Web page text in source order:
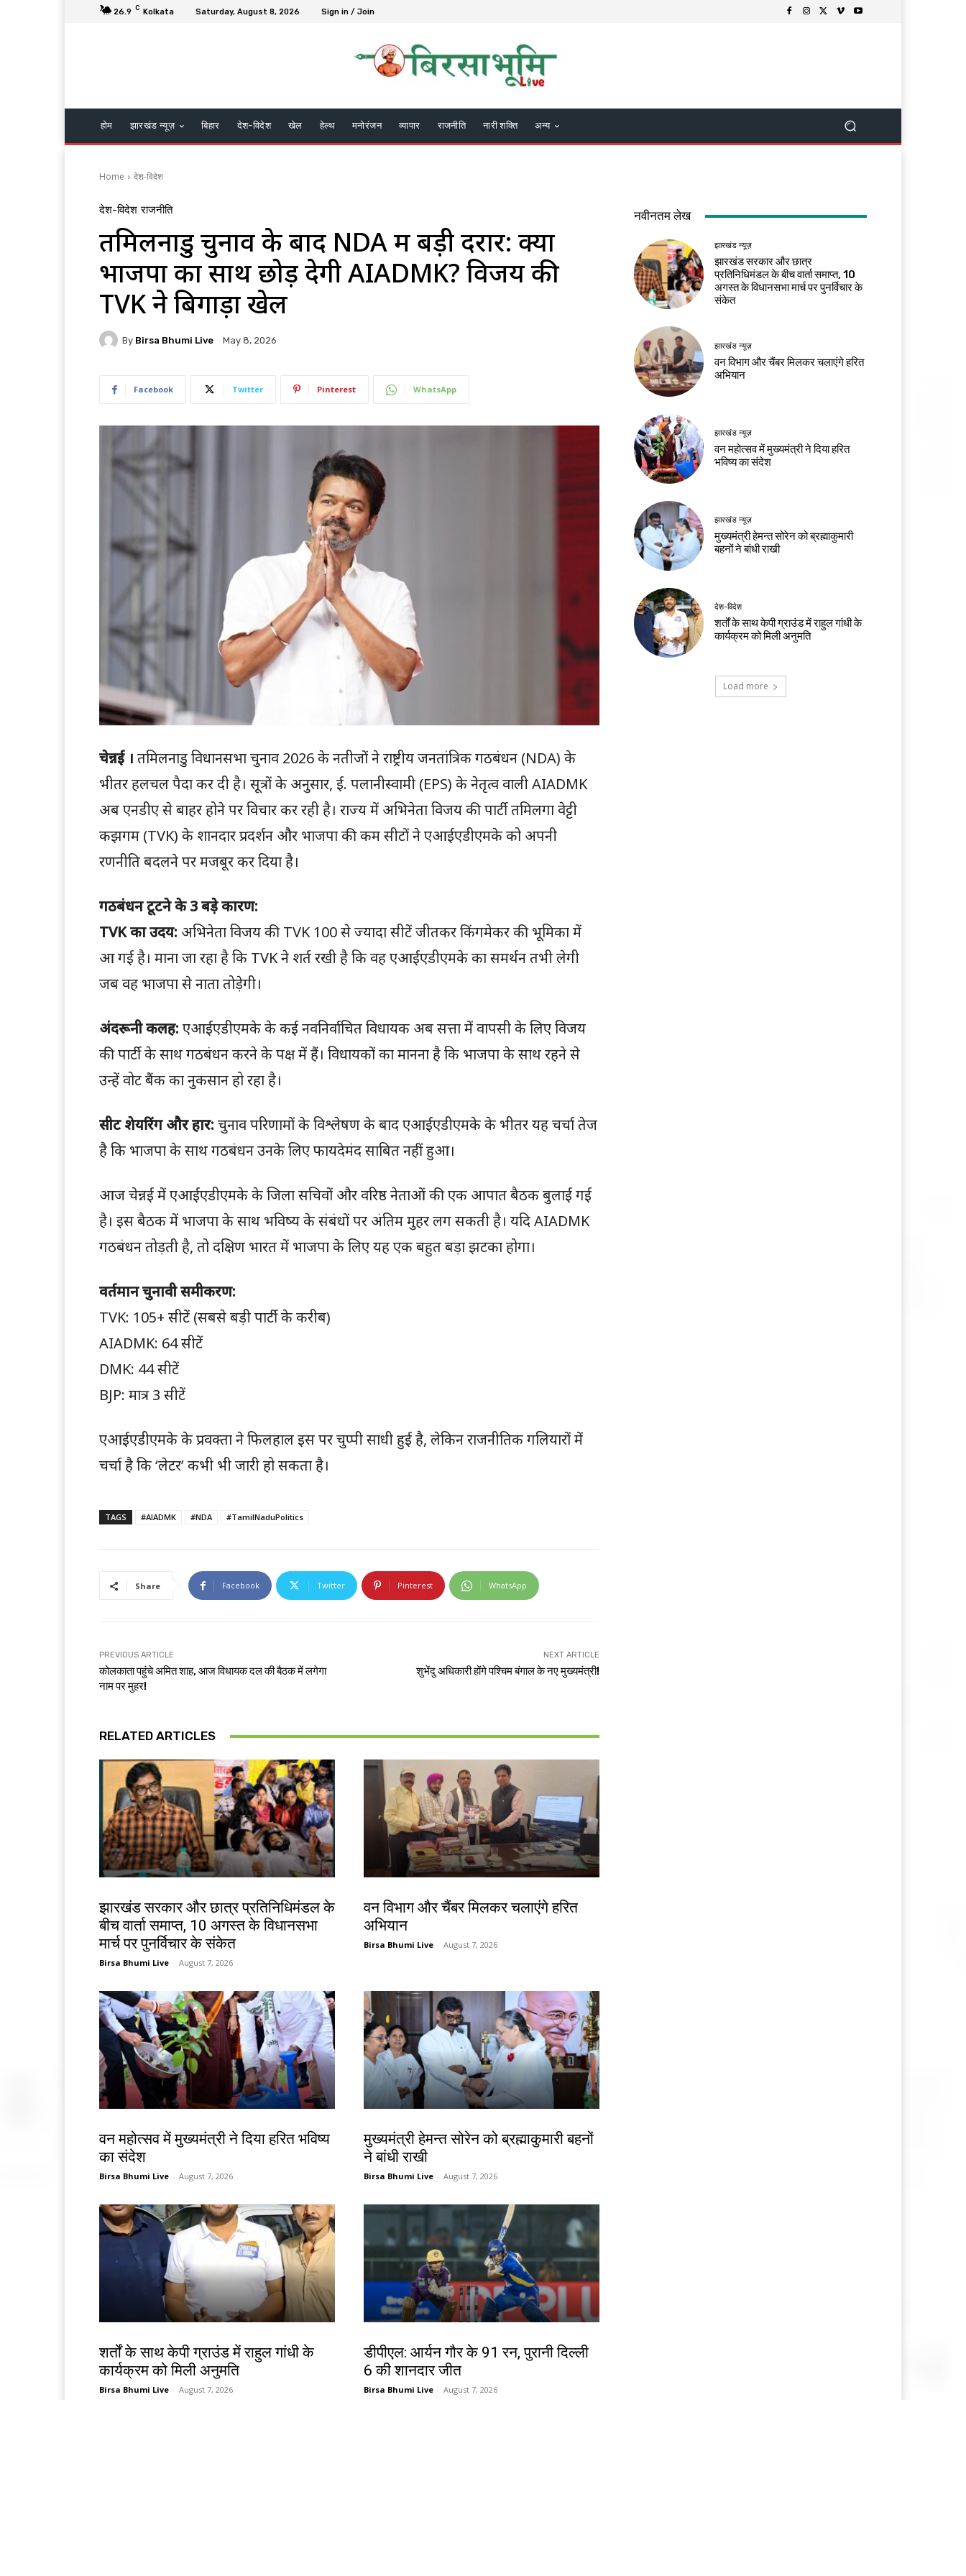
26.9 C Kolkata Saturday, August 8, 2026 Sign in / Join
होम झारखंड न्यूज़ बिहार देश-विदेश खेल हेल्थ मनोरंजन व्यापार राजनीति नारी शक्ति अन्य
Home देश-विदेश
देश-विदेश राजनीति
तमिलनाडु चुनाव के बाद NDA में बड़ी दरार: क्या
भाजपा का साथ छोड़ देगी AIADMK? विजय की
TVK ने बिगाड़ा खेल
By Birsa Bhumi Live May 8, 2026
Facebook Twitter Pinterest WhatsApp
चेन्नई । तमिलनाडु विधानसभा चुनाव 2026 के नतीजों ने राष्ट्रीय जनतांत्रिक गठबंधन (NDA) के
भीतर हलचल पैदा कर दी है। सूत्रों के अनुसार, ई. पलानीस्वामी (EPS) के नेतृत्व वाली AIADMK
अब एनडीए से बाहर होने पर विचार कर रही है। राज्य में अभिनेता विजय की पार्टी तमिलगा वेट्टी
कझगम (TVK) के शानदार प्रदर्शन और भाजपा की कम सीटों ने एआईएडीएमके को अपनी
रणनीति बदलने पर मजबूर कर दिया है।
गठबंधन टूटने के 3 बड़े कारण:
TVK का उदय: अभिनेता विजय की TVK 100 से ज्यादा सीटें जीतकर किंगमेकर की भूमिका में
आ गई है। माना जा रहा है कि TVK ने शर्त रखी है कि वह एआईएडीएमके का समर्थन तभी लेगी
जब वह भाजपा से नाता तोड़ेगी।
अंदरूनी कलह: एआईएडीएमके के कई नवनिर्वाचित विधायक अब सत्ता में वापसी के लिए विजय
की पार्टी के साथ गठबंधन करने के पक्ष में हैं। विधायकों का मानना है कि भाजपा के साथ रहने से
उन्हें वोट बैंक का नुकसान हो रहा है।
सीट शेयरिंग और हार: चुनाव परिणामों के विश्लेषण के बाद एआईएडीएमके के भीतर यह चर्चा तेज
है कि भाजपा के साथ गठबंधन उनके लिए फायदेमंद साबित नहीं हुआ।
आज चेन्नई में एआईएडीएमके के जिला सचिवों और वरिष्ठ नेताओं की एक आपात बैठक बुलाई गई
है। इस बैठक में भाजपा के साथ भविष्य के संबंधों पर अंतिम मुहर लग सकती है। यदि AIADMK
गठबंधन तोड़ती है, तो दक्षिण भारत में भाजपा के लिए यह एक बहुत बड़ा झटका होगा।
वर्तमान चुनावी समीकरण:
TVK: 105+ सीटें (सबसे बड़ी पार्टी के करीब)
AIADMK: 64 सीटें
DMK: 44 सीटें
BJP: मात्र 3 सीटें
एआईएडीएमके के प्रवक्ता ने फिलहाल इस पर चुप्पी साधी हुई है, लेकिन राजनीतिक गलियारों में
चर्चा है कि ‘लेटर’ कभी भी जारी हो सकता है।
TAGS #AIADMK #NDA #TamilNaduPolitics
Share Facebook Twitter Pinterest WhatsApp
PREVIOUS ARTICLE
कोलकाता पहुंचे अमित शाह, आज विधायक दल की बैठक में लगेगा
नाम पर मुहर!
NEXT ARTICLE
शुभेंदु अधिकारी होंगे पश्चिम बंगाल के नए मुख्यमंत्री!
RELATED ARTICLES
झारखंड सरकार और छात्र प्रतिनिधिमंडल के
बीच वार्ता समाप्त, 10 अगस्त के विधानसभा
मार्च पर पुनर्विचार के संकेत
Birsa Bhumi Live - August 7, 2026
वन विभाग और चैंबर मिलकर चलाएंगे हरित
अभियान
Birsa Bhumi Live - August 7, 2026
वन महोत्सव में मुख्यमंत्री ने दिया हरित भविष्य
का संदेश
Birsa Bhumi Live - August 7, 2026
मुख्यमंत्री हेमन्त सोरेन को ब्रह्माकुमारी बहनों
ने बांधी राखी
Birsa Bhumi Live - August 7, 2026
शर्तों के साथ केपी ग्राउंड में राहुल गांधी के
कार्यक्रम को मिली अनुमति
Birsa Bhumi Live - August 7, 2026
डीपीएल: आर्यन गौर के 91 रन, पुरानी दिल्ली
6 की शानदार जीत
Birsa Bhumi Live - August 7, 2026
नवीनतम लेख
झारखंड न्यूज़
झारखंड सरकार और छात्र
प्रतिनिधिमंडल के बीच वार्ता समाप्त, 10
अगस्त के विधानसभा मार्च पर पुनर्विचार के
संकेत
झारखंड न्यूज़
वन विभाग और चैंबर मिलकर चलाएंगे हरित
अभियान
झारखंड न्यूज़
वन महोत्सव में मुख्यमंत्री ने दिया हरित
भविष्य का संदेश
झारखंड न्यूज़
मुख्यमंत्री हेमन्त सोरेन को ब्रह्माकुमारी
बहनों ने बांधी राखी
देश-विदेश
शर्तों के साथ केपी ग्राउंड में राहुल गांधी के
कार्यक्रम को मिली अनुमति
Load more